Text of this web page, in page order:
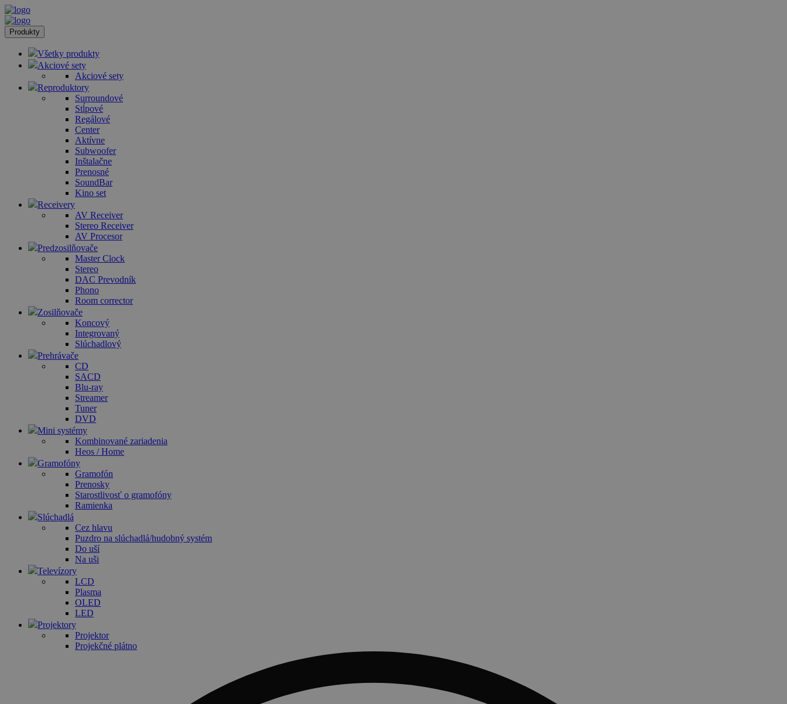
Produkty
Všetky produkty
Akciové sety
Akciové sety
Reproduktory
Surroundové
Stĺpové
Regálové
Center
Aktívne
Subwoofer
Inštalačne
Prenosné
SoundBar
Kino set
Receivery
AV Receiver
Stereo Receiver
AV Procesor
Predzosilňovače
Master Clock
Stereo
DAC Prevodník
Phono
Room corrector
Zosilňovače
Koncový
Integrovaný
Slúchadlový
Prehrávače
CD
SACD
Blu-ray
Streamer
Tuner
DVD
Mini systémy
Kombinované zariadenia
Heos / Home
Gramofóny
Gramofón
Prenosky
Starostlivosť o gramofóny
Ramienka
Slúchadlá
Cez hlavu
Puzdro na slúchadlá/hudobný systém
Do uší
Na uši
Televízory
LCD
Plasma
OLED
LED
Projektory
Projektor
Projekčné plátno